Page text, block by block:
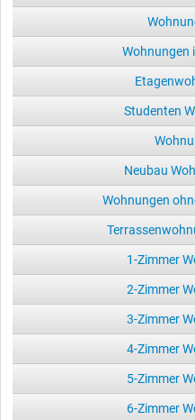
Wohnungen
Studenten
Neubau
Wohnungen
1-Zimmer
2-Zimmer
3-Zimmer
4-Zimmer
5-Zimmer
6-Zimmer